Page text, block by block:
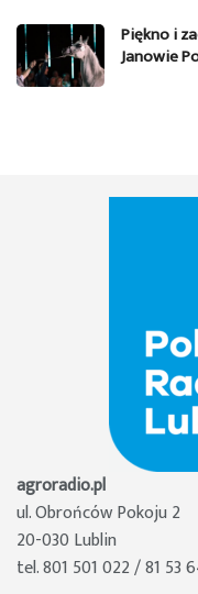
Piękno i
Janowie
agroradio.pl
ul. Obrońców Pokoju 2
20-030 Lublin
tel. 801 501 022 / 81 53